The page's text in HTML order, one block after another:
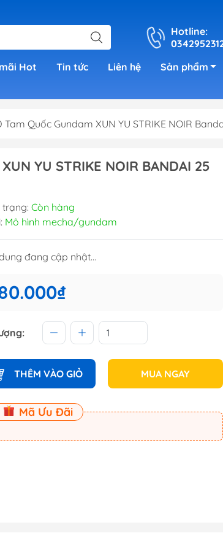
Hotline:
Hot Tin tức Liên hệ Sản phẩm
Quốc Gundam XUN YU STRIKE NOIR
YU STRIKE NOIR BANDAI 25
trạng: Còn hàng
Mô hình mecha/gundam
đang cập nhật...
THÊM VÀO GIỎ MUA NGAY
Mã Ưu Đãi